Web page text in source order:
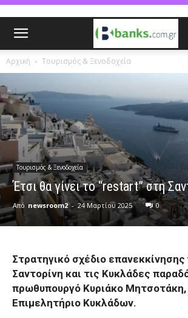
Αρχική Τουρισμός & Ξενοδοχεία
Τουρισμός & Ξενοδοχεία
Έτσι θα γίνει το “restart” στη
Από newsroom2 - 24 Μαρτίου 2025 0
Στρατηγικό σχέδιο επανεκκίνησης
Σαντορίνη και τις Κυκλάδες
πρωθυπουργό Κυριάκο
Επιμελητήριο Κυκλάδων.